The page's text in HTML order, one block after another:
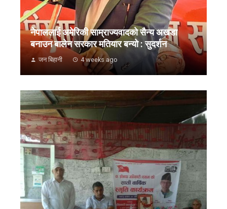
नेपाललाई अमेरिकी साम्राज्यवादको सैन्य अखडा
बनाउन बालेन सरकार मतियार बन्यो : सुदर्शन
जन बिहानी 4 weeks ago